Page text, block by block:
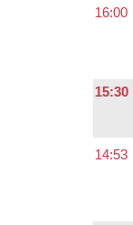
16:00
15:30
14:53